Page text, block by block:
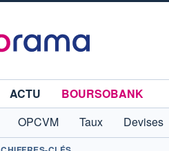
ACTU
BOURSOBANK
OPCVM Taux Devises